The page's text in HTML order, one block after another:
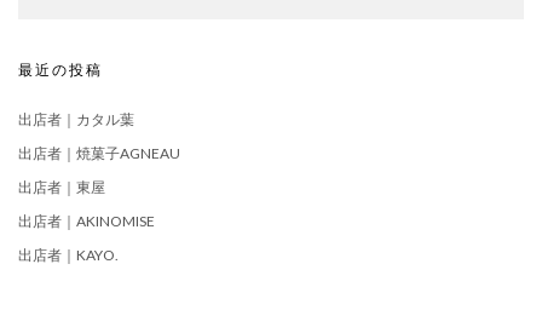
最近の投稿
出店者｜カタル葉
出店者｜焼菓子AGNEAU
出店者｜東屋
出店者｜AKINOMISE
出店者｜KAYO.